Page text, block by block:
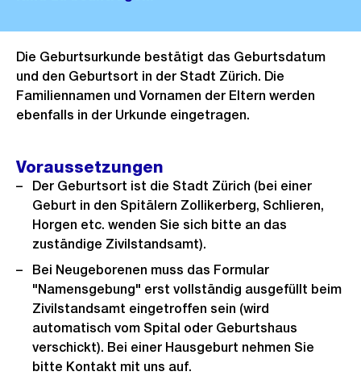
Die Geburtsurkunde bestätigt das Geburtsdatum
und den Geburtsort in der Stadt Zürich. Die
Familiennamen und Vornamen der Eltern werden
ebenfalls in der Urkunde eingetragen.
Voraussetzungen
Der Geburtsort ist die Stadt Zürich (bei einer
Geburt in den Spitälern Zollikerberg, Schlieren,
Horgen etc. wenden Sie sich bitte an das
zuständige Zivilstandsamt).
Bei Neugeborenen muss das Formular
"Namensgebung" erst vollständig ausgefüllt beim
Zivilstandsamt eingetroffen sein (wird
automatisch vom Spital oder Geburtshaus
verschickt). Bei einer Hausgeburt nehmen Sie
bitte Kontakt mit uns auf.